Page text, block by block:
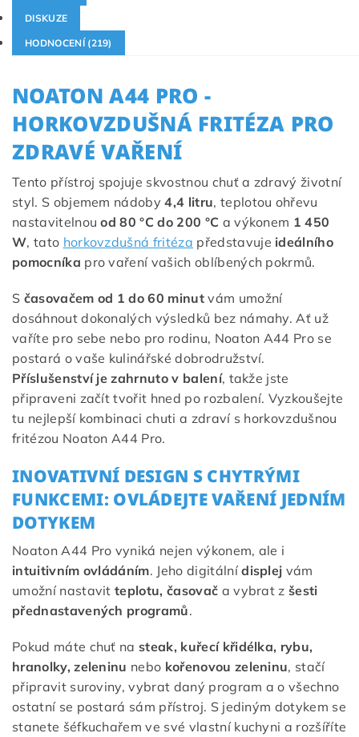
DISKUZE
HODNOCENÍ (219)
NOATON A44 PRO -
HORKOVZDUŠNÁ FRITÉZA PRO
ZDRAVÉ VAŘENÍ
Tento přístroj spojuje skvostnou chuť a zdravý životní
styl. S objemem nádoby4,4 litru, teplotou ohřevu
nastavitelnouod 80 °C do 200 °C a výkonem 1 450
W, tato horkovzdušná fritéza představuje ideálního
pomocníka pro vaření vašich oblíbených pokrmů.
S časovačem od 1 do 60 minutvám umožní
dosáhnout dokonalých výsledků bez námahy. Ať už
vaříte pro sebe nebo pro rodinu, Noaton A44 Pro se
postará o vaše kulinářské dobrodružství.
Příslušenství je zahrnuto v balení, takže jste
připraveni začít tvořit hned po rozbalení. Vyzkoušejte
tu nejlepší kombinaci chuti a zdraví s horkovzdušnou
fritézou Noaton A44 Pro.
INOVATIVNÍ DESIGN S CHYTRÝMI
FUNKCEMI: OVLÁDEJTE VAŘENÍ JEDNÍM
DOTYKEM
Noaton A44 Pro vyniká nejen výkonem, ale i
intuitivním ovládáním. Jeho digitálnídisplej vám
umožní nastavit teplotu, časovač a vybrat z šesti
přednastavených programů.
Pokud máte chuť nasteak, kuřecí křidélka, rybu,
hranolky, zeleninu nebo kořenovou zeleninu, stačí
připravit suroviny, vybrat daný program a o všechno
ostatní se postará sám přístroj. S jediným dotykem se
stanete šéfkuchařem ve své vlastní kuchyni a rozšíříte